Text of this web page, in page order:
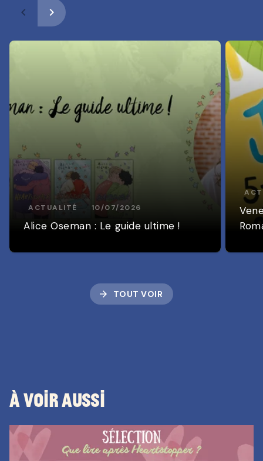
navigate_before navigate_next
ACTUALITÉ 10/07/2026
Alice Oseman : Le guide ultime !
arrow_forward TOUT VOIR
À voir aussi